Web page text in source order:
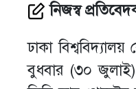
নিজস্ব
ঢাকা
বুধবার (৩০